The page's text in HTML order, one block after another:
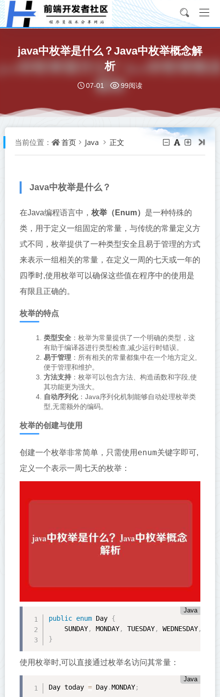
java中枚举是什么？Java中枚举概念解
析
07-01 99阅读
当前位置： 首页 Java 正文
Java中枚举是什么？
在Java编程语言中， 枚举（Enum） 是一种特殊的
类，用于定义一组固定的常量，与传统的常量定义方
式不同，枚举提供了一种类型安全且易于管理的方式
来表示一组相关的常量，在定义一周的七天或一年的
四季时,使用枚举可以确保这些值在程序中的使用是
有限且正确的。
枚举的特点
类型安全 ：枚举为常量提供了一个明确的类型，这
有助于编译器进行类型检查,减少运行时错误。
易于管理 ：所有相关的常量都集中在一个地方定义,
便于管理和维护。
方法支持 ：枚举可以包含方法、构造函数和字段,使
其功能更为强大。
自动序列化：Java序列化机制能够自动处理枚举类
型,无需额外的编码。
枚举的创建与使用
创建一个枚举非常简单，只需使用 enum关键字即可,
定义一个表示一周七天的枚举：
Java
public enum Day {
    SUNDAY
, MONDAY, TUESDAY, WEDNESDAY,
}
使用枚举时,可以直接通过枚举名访问其常量：
Java
Day today = Day.MONDAY;